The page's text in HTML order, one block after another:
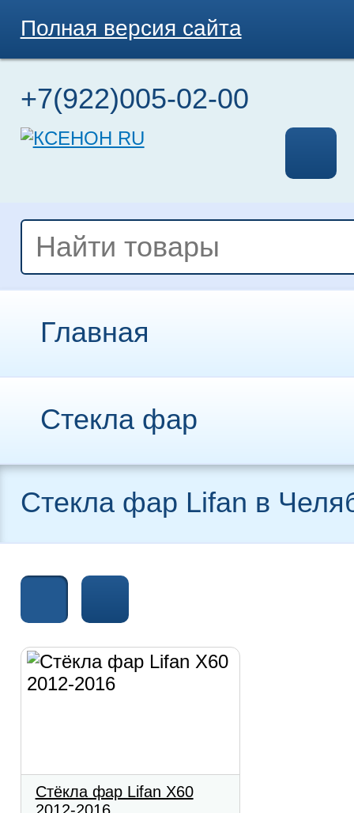
Полная версия сайта
+7(922)005-02-00
Главная
Стекла фар
Стекла фар Lifan в
Стёкла фар Lifan X60